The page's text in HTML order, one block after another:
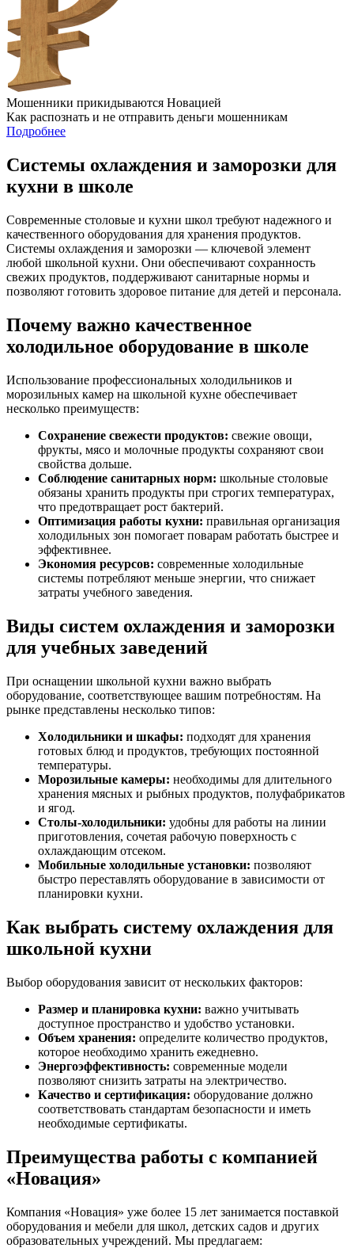
Мошенники прикидываются Новацией
Как распознать и не отправить деньги мошенникам
Подробнее
Системы охлаждения и заморозки для
кухни в школе
Современные столовые и кухни школ требуют надежного и
качественного оборудования для хранения продуктов.
Системы охлаждения и заморозки — ключевой элемент
любой школьной кухни. Они обеспечивают сохранность
свежих продуктов, поддерживают санитарные нормы и
позволяют готовить здоровое питание для детей и персонала.
Почему важно качественное
холодильное оборудование в школе
Использование профессиональных холодильников и
морозильных камер на школьной кухне обеспечивает
несколько преимуществ:
Сохранение свежести продуктов: свежие овощи,
фрукты, мясо и молочные продукты сохраняют свои
свойства дольше.
Соблюдение санитарных норм: школьные столовые
обязаны хранить продукты при строгих температурах,
что предотвращает рост бактерий.
Оптимизация работы кухни: правильная организация
холодильных зон помогает поварам работать быстрее и
эффективнее.
Экономия ресурсов: современные холодильные
системы потребляют меньше энергии, что снижает
затраты учебного заведения.
Виды систем охлаждения и заморозки
для учебных заведений
При оснащении школьной кухни важно выбрать
оборудование, соответствующее вашим потребностям. На
рынке представлены несколько типов:
Холодильники и шкафы: подходят для хранения
готовых блюд и продуктов, требующих постоянной
температуры.
Морозильные камеры: необходимы для длительного
хранения мясных и рыбных продуктов, полуфабрикатов
и ягод.
Столы-холодильники: удобны для работы на линии
приготовления, сочетая рабочую поверхность с
охлаждающим отсеком.
Мобильные холодильные установки: позволяют
быстро переставлять оборудование в зависимости от
планировки кухни.
Как выбрать систему охлаждения для
школьной кухни
Выбор оборудования зависит от нескольких факторов:
Размер и планировка кухни: важно учитывать
доступное пространство и удобство установки.
Объем хранения: определите количество продуктов,
которое необходимо хранить ежедневно.
Энергоэффективность: современные модели
позволяют снизить затраты на электричество.
Качество и сертификация: оборудование должно
соответствовать стандартам безопасности и иметь
необходимые сертификаты.
Преимущества работы с компанией
«Новация»
Компания «Новация» уже более 15 лет занимается поставкой
оборудования и мебели для школ, детских садов и других
образовательных учреждений. Мы предлагаем: